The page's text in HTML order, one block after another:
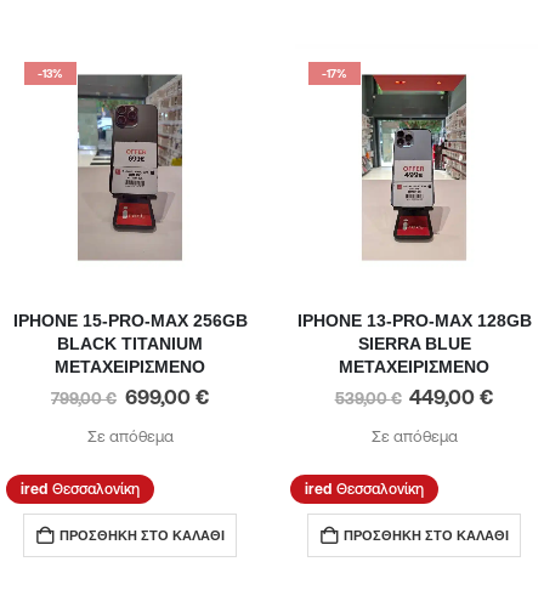
-13%
IPHONE 15-PRO-MAX 256GB
BLACK TITANIUM
ΜΕΤΑΧΕΙΡΙΣΜΕΝΟ
799,00€ 699,00 €
Σε απόθεμα
Θεσσαλονίκη
ΠΡΟΣΘΉΚΗ ΣΤΟ ΚΑΛΆΘΙ
-17%
IPHONE 13-PRO-MAX 128GB
SIERRA BLUE
ΜΕΤΑΧΕΙΡΙΣΜΕΝΟ
539,00€ 449,00€
Σε απόθεμα
Θεσσαλονίκη
ΠΡΟΣΘΉΚΗ ΣΤΟ ΚΑΛΆΘΙ